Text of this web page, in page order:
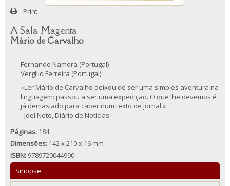
Print
A Sala Magenta
Mário de Carvalho
Fernando Namora (Portugal)
Vergílio Ferreira (Portugal)
«Ler Mário de Carvalho deixou de ser uma simples aventura na
linguagem: passou a ser uma expedição. O que lhe devemos é
já demasiado para caber num texto de jornal.»
- Joel Neto, Diário de Notícias
Páginas: 184
Dimensões: 142 x 210 x 16 mm
ISBN: 9789720044990
Sinopse